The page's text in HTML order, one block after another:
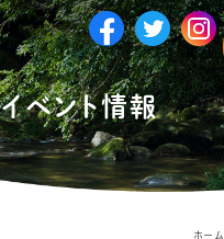
イベント情報
ホーム